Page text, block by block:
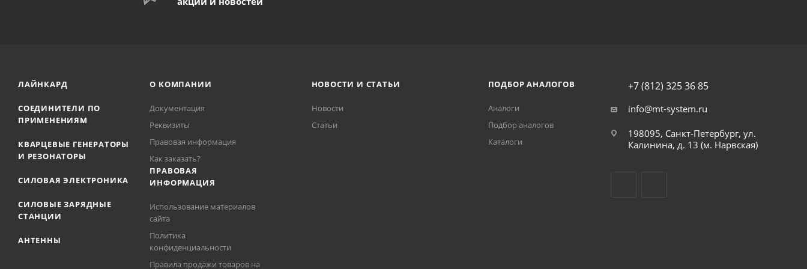
ЛАЙНКАРД
СОЕДИНИТЕЛИ ПО
ПРИМЕНЕНИЯМ
КВАРЦЕВЫЕ ГЕНЕРАТОРЫ
И РЕЗОНАТОРЫ
СИЛОВАЯ ЭЛЕКТРОНИКА
СИЛОВЫЕ ЗАРЯДНЫЕ
СТАНЦИИ
АНТЕННЫ
О КОМПАНИИ
Документация
Реквизиты
Правовая информация
Как заказать?
ПРАВОВАЯ
ИНФОРМАЦИЯ
Использование материалов
сайта
Политика
конфиденциальности
Правила продажи товаров на
НОВОСТИ И СТАТЬИ
Новости
Статьи
ПОДБОР АНАЛОГОВ
Аналоги
Подбор аналогов
Каталоги
+7 (812) 325 36 85
info@mt-system.ru
198095, Санкт-Петербург, ул.
Калинина, д. 13 (м. Нарвская)